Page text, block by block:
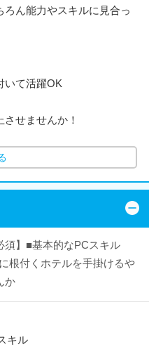
ん能力やスキルに見合っ
いて活躍OK
せませんか！
須】■基本的なPCスキル
根付くホテルを手掛けるや
か
キル